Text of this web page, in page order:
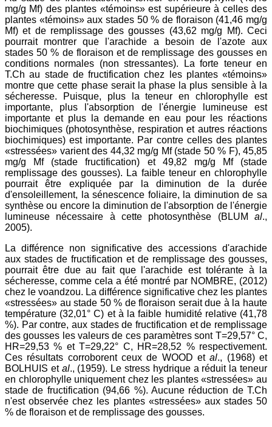
mg/g Mf) des plantes «témoins» est supérieure à celles des
plantes «témoins» aux stades 50 % de floraison (41,46 mg/g
Mf) et de remplissage des gousses (43,62 mg/g Mf). Ceci
pourrait montrer que l'arachide a besoin de l'azote aux
stades 50 % de floraison et de remplissage des gousses en
conditions normales (non stressantes). La forte teneur en
T.Ch au stade de fructification chez les plantes «témoins»
montre que cette phase serait la phase la plus sensible à la
sécheresse. Puisque, plus la teneur en chlorophylle est
importante, plus l'absorption de l'énergie lumineuse est
importante et plus la demande en eau pour les réactions
biochimiques (photosynthèse, respiration et autres réactions
biochimiques) est importante. Par contre celles des plantes
«stressées» varient des 44,32 mg/g Mf (stade 50 % F), 45,85
mg/g Mf (stade fructification) et 49,82 mg/g Mf (stade
remplissage des gousses). La faible teneur en chlorophylle
pourrait être expliquée par la diminution de la durée
d'ensoleillement, la sénescence foliaire, la diminution de sa
synthèse ou encore la diminution de l'absorption de l'énergie
lumineuse nécessaire à cette photosynthèse (BLUM al.,
2005).
La différence non significative des accessions d'arachide
aux stades de fructification et de remplissage des gousses,
pourrait être due au fait que l'arachide est tolérante à la
sécheresse, comme cela a été montré par NOMBRE, (2012)
chez le voandzou. La différence significative chez les plantes
«stressées» au stade 50 % de floraison serait due à la haute
température (32,01° C) et à la faible humidité relative (41,78
%). Par contre, aux stades de fructification et de remplissage
des gousses les valeurs de ces paramètres sont T=29,57° C,
HR=29,53 % et T=29,22° C, HR=28,52 % respectivement.
Ces résultats corroborent ceux de WOOD etal., (1968) et
BOLHUIS et al., (1959). Le stress hydrique a réduit la teneur
en chlorophylle uniquement chez les plantes «stressées» au
stade de fructification (94,66 %). Aucune réduction de T.Ch
n'est observée chez les plantes «stressées» aux stades 50
% de floraison et de remplissage des gousses.